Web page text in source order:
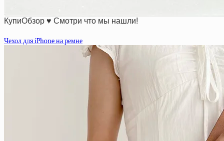
КупиОбзор ♥ Смотри что мы нашли!
Чехол для iPhone на ремне